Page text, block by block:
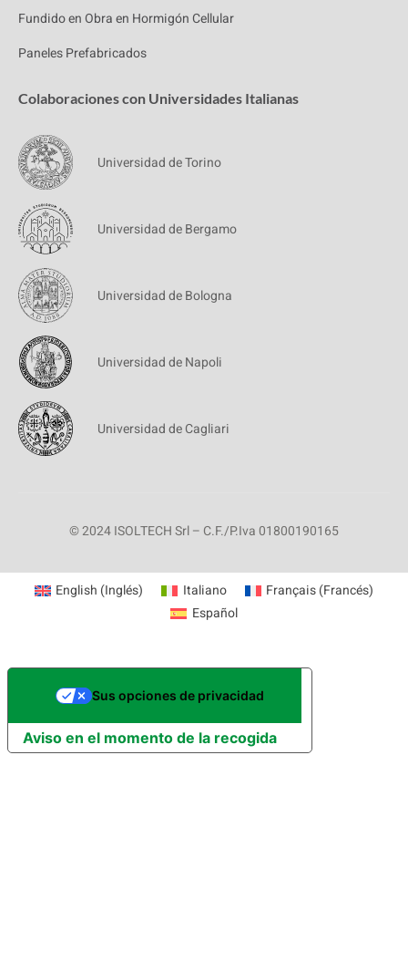
Fundido en Obra en Hormigón Cellular
Paneles Prefabricados
Colaboraciones con Universidades Italianas
Universidad de Torino
Universidad de Bergamo
Universidad de Bologna
Universidad de Napoli
Universidad de Cagliari
© 2024 ISOLTECH Srl – C.F./P.Iva 01800190165
English (Inglés) Italiano Français(Francés)
Español
Aviso en el momento de la recogida
Sus opciones de privacidad